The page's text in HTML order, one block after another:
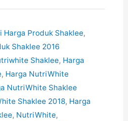
Harga Produk Shaklee,
Shaklee 2016
Shaklee, Harga
, Harga NutriWhite
NutriWhite Shaklee
Shaklee 2018, Harga
, NutriWhite,